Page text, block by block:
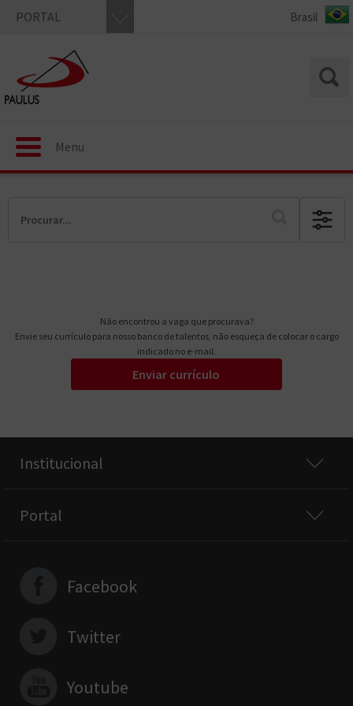
PORTAL
Menu
Não encontrou a vaga que procurava?
Envie seu currículo para nosso banco de talentos, não esqueça de colocar o cargo
indicado no e-mail.
Enviar currículo
Institucional
Portal
Facebook
Twitter
Youtube